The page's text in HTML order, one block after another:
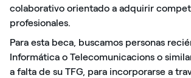
colaborativo orientado a adquirir
profesionales.
Para esta beca, buscamos personas
Informática o Telecomunicacions o
a falta de su TFG, para incorporarse a